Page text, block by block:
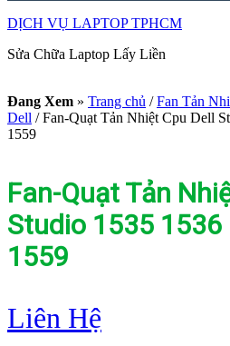
DỊCH VỤ LAPTOP TPHCM
Sửa Chữa Laptop Lấy Liền
Đang Xem » Trang chủ / Fan Tản
Dell /Fan-Quạt Tản Nhiệt Cpu Dell
1559
Fan-Quạt Tản
Studio 1535
1559
Liên Hệ